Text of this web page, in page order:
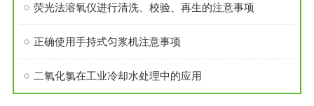
荧光法溶氧仪进行清洗、校验、再生的注意事项
正确使用手持式匀浆机注意事项
二氧化氯在工业冷却水处理中的应用